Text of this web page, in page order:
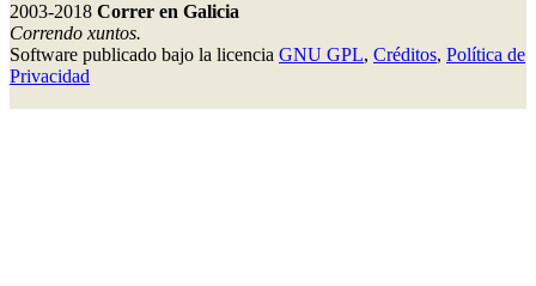
2003-2018 Correr en Galicia
Correndo xuntos.
Software publicado bajo la licencia GNU GPL, Créditos, Política de
Privacidad